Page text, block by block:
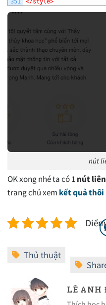
351 </style>
nút
OK xong nhé ta có 1nút
trang chủ xem kết quả thôi
LÊ ANH